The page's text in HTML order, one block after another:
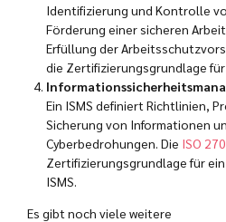
Identifizierung und Kontrolle
Förderung einer sicheren
Erfüllung der
die Zertifizierungsgrundlage für
Ein ISMS definiert Richtlinien,
Sicherung von Informationen
Cyberbedrohungen. Die ISO
Zertifizierungsgrundlage für
ISMS.
Es gibt noch viele weitere